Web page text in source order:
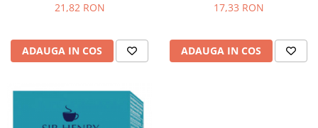
21,82 RON
ADAUGA IN COS
17,33 RON
ADAUGA IN COS